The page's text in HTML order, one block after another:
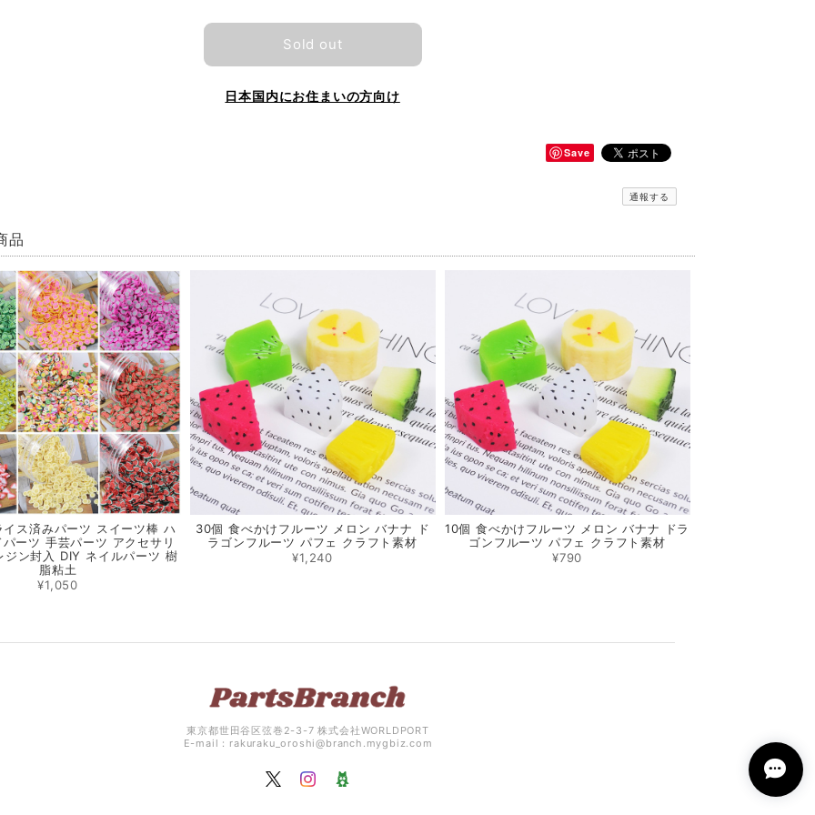
Sold out
日本国内にお住まいの方向け
Save
通報する
品
ス済みパーツ スイーツ棒 ハ
ーツ 手芸パーツ アクセサリ
ジン封入 DIY ネイルパーツ 樹
脂粘土
¥1,050
30個 食べかけフルーツ メロン バナナ ド
ラゴンフルーツ パフェ クラフト素材
¥1,240
10個 食べかけフルーツ メロン バナナ ドラ
ゴンフルーツ パフェ クラフト素材
¥790
東京都世田谷区弦巻2-3-7 株式会社WORLDPORT
E-mail： rakuraku_oroshi@branch.mygbiz.com